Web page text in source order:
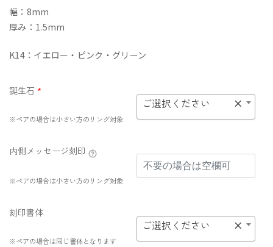
幅：8mm
厚み：1.5mm
K14：イエロー・ピンク・グリーン
誕生石 *
※ペアの場合は小さい方のリング対象
×
ご選択ください
内側メッセージ刻印
※ペアの場合は小さい方のリング対象
刻印書体
※ペアの場合は同じ書体となります
×
ご選択ください